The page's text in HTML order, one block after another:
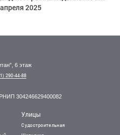
2025
6 этаж
290-44-88
304246629400082
Улицы
Судостроительная